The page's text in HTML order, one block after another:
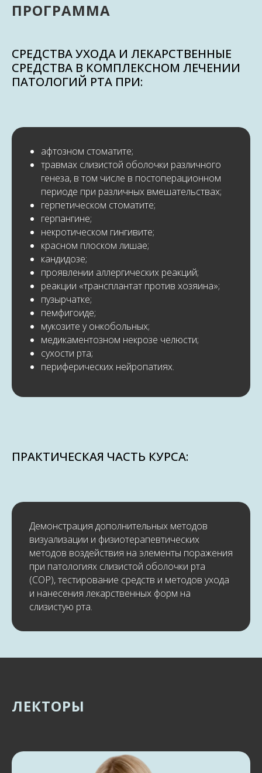
ПРОГРАММА
СРЕДСТВА УХОДА И ЛЕКАРСТВЕННЫЕ
СРЕДСТВА В КОМПЛЕКСНОМ ЛЕЧЕНИИ
ПАТОЛОГИЙ РТА ПРИ:
афтозном стоматите;
травмах слизистой оболочки различного
генеза, в том числе в постоперационном
периоде при различных вмешательствах;
герпетическом стоматите;
герпангине;
некротическом гингивите;
красном плоском лишае;
кандидозе;
проявлении аллергических реакций;
реакции «трансплантат против хозяина»;
пузырчатке;
пемфигоиде;
мукозите у онкобольных;
медикаментозном некрозе челюсти;
сухости рта;
периферических нейропатиях.
ПРАКТИЧЕСКАЯ ЧАСТЬ КУРСА:
Демонстрация дополнительных методов
визуализации и физиотерапевтических
методов воздействия на элементы поражения
при патологиях слизистой оболочки рта
(СОР), тестирование средств и методов ухода
и нанесения лекарственных форм на
слизистую рта.
ЛЕКТОРЫ